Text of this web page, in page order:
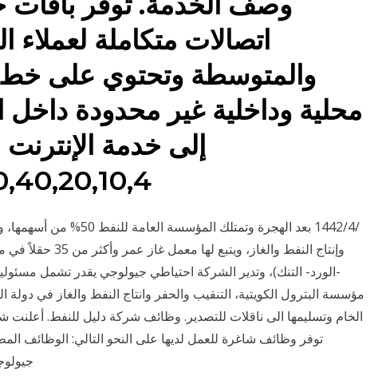
اتصالات متكاملة
والمتوسطة وتحتوي على
محلية وداخلية غير محدودة داخل
إلى خدمة
100,40,20,10,4 أو
وإنتاج النفط
-الورد- التنك)، وتدير الشركة احتياطي جيولوجي يقدر تشمل
مؤسسة البترول الكويتية، التنقيب والحفر وانتاج النفط والغاز في
الخام وتسليمها الى ناقلات للتصدير. وظائف شركة دليل للنفط.
جيولوجي